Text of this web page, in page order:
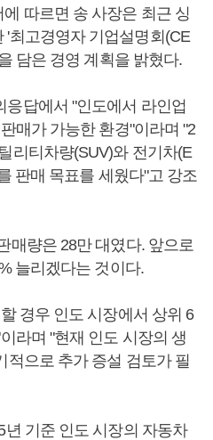
따르면 송 사장은 최근 싱
'최고경영자 기업설명회(CE
담은 경영 계획을 밝혔다.
답에서 "인도에서 라인업
매가 가능한 환경"이라며 "2
리티차량(SUV)와 전기차(E
판매 목표를 세웠다"고 강조
매량은 28만 대였다. 앞으로
늘리겠다는 것이다.
경우 인도 시장에서 상위 6
라며 "현재 인도 시장의 생
적으로 추가 증설 검토가 필
기준 인도 시장의 자동차